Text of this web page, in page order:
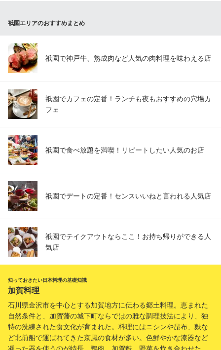
祇園エリアのおすすめまとめ
祇園で神戸牛、熟成肉など人気の肉料理を味わえる店
祇園でカフェの定番！ランチも夜もおすすめの穴場カ
フェ
祇園で食べ放題を満喫！リピートしたい人気のお店
祇園でデートの定番！センスいいねと言われる人気店
祇園でテイクアウトならここ！お持ち帰りができる人
気店
知っておきたい日本料理の基礎知識
加賀料理
石川県金沢市を中心とする加賀地方に伝わる郷土料理。恵まれた
自然条件と、加賀藩の城下町ならではの雅な調理技法により、独
特の洗練された食文化が育まれた。料理にはニシンや昆布、麩な
ど北前船で運ばれてきた京風の食材が多い。色鮮やかな漆器など